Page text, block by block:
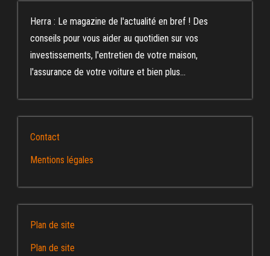
Herra : Le magazine de l'actualité en bref ! Des
conseils pour vous aider au quotidien sur vos
investissements, l'entretien de votre maison,
l'assurance de votre voiture et bien plus...
Contact
Mentions légales
Plan de site
Plan de site